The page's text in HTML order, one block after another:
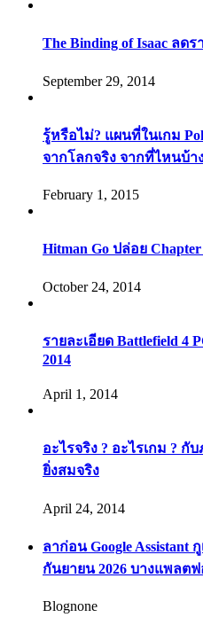
The Binding of Isaac ลด
September 29, 2014
รู้หรือไม่? แผนที่ในเกม
จากโลกจริง จากที่ไหนบ้า
February 1, 2015
Hitman Go ปล่อย
October 24, 2014
รายละเอียด Battlefield 4
2014
April 1, 2014
อะไรจริง ? อะไรเกม ? กั
ยิ่งสมจริง
April 24, 2014
ลาก่อน Google Assistant
กันยายน 2026 บางแพลต
Blognone